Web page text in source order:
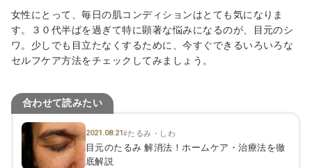
女性にとって、毎日の肌コンディションはとても気になりま
す。３０代半ばを過ぎて特に顕著な悩みになるのが、目元のシ
ワ。少しでも目立たなくするために、今すぐできるいろいろな
セルフケア方法をチェックしてみましょう。
合わせて読みたい
2021.08.21#たるみ・しわ
目元のたるみ 解消法！ホームケア・治療法を徹
底解説